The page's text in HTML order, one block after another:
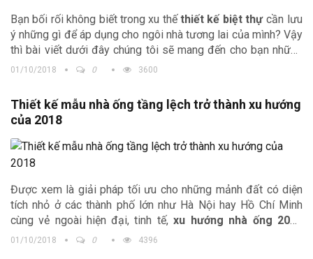
Bạn bối rối không biết trong xu thếthiết kế biệt thựcần lưu
ý những gì để áp dụng cho ngôi nhà tương lai của mình? Vậy
thì bài viết dưới đây chúng tôi sẽ mang đến cho bạn những
điều cần lưu ý khi thiết kế nhà ở sao cho thật bắt mắt và tận
01/10/2018 0 3600
Thiết kế mẫu nhà ống tầng lệch trở thành xu hướng
của 2018
Được xem là giải pháp tối ưu cho những mảnh đất có diện
tích nhỏ ở các thành phố lớn như Hà Nội hay Hồ Chí Minh
cùng vẻ ngoài hiện đại, tinh tế, xu hướng nhà ống 2018
đang đón nhận hàng loạt những thiết kế nhà ống tầng lệch
01/10/2018 0 4396